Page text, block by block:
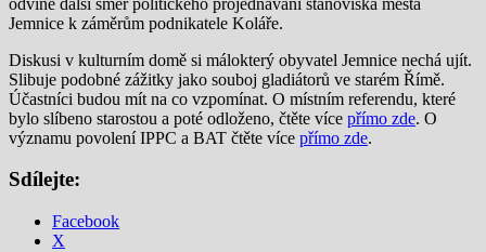
Jemnice k záměrům podnikatele Koláře.
Diskusi v kulturním domě si málokterý obyvatel Jemnice nechá ujít.
Slibuje podobné zážitky jako souboj gladiátorů ve starém Římě.
Účastníci budou mít na co vzpomínat. O místním referendu, které
bylo slíbeno starostou a poté odloženo, čtěte více přímo zde. O
významu povolení IPPC a BAT čtěte více přímo zde.
Sdílejte:
Facebook
X